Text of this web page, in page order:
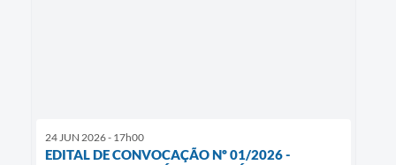
24 JUN 2026 - 17h00
EDITAL DE CONVOCAÇÃO Nº 01/2026 -